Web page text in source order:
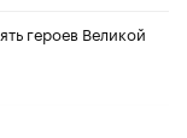
героев Великой